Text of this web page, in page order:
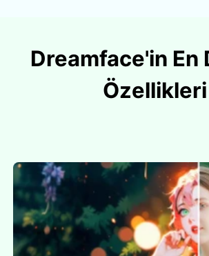
Dreamface'in En
Özellikleri